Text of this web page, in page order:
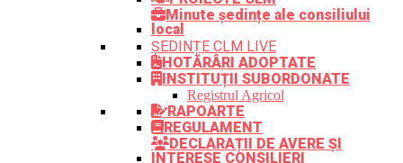
Minute ședințe ale consiliului
local
ȘEDINȚE CLM LIVE
HOTĂRÂRI ADOPTATE
INSTITUȚII SUBORDONATE
Registrul Agricol
RAPOARTE
REGULAMENT
DECLARAȚII DE AVERE ȘI
INTERESE CONSILIERI